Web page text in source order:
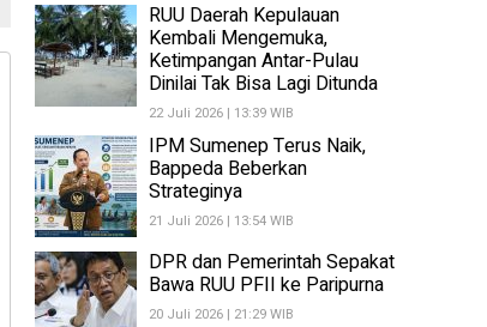
RUU Daerah Kepulauan
Kembali Mengemuka,
Ketimpangan Antar-Pulau
Dinilai Tak Bisa Lagi Ditunda
22 Juli 2026 | 13:39 WIB
IPM Sumenep Terus Naik,
Bappeda Beberkan
Strateginya
21 Juli 2026 | 13:54 WIB
DPR dan Pemerintah Sepakat
Bawa RUU PFII ke Paripurna
20 Juli 2026 | 21:29 WIB